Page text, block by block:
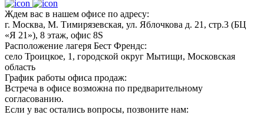
Ждем вас в нашем офисе по адресу:
г. Москва, М. Тимирязевская, ул. Яблочкова д. 21, стр.3 (БЦ
«Я 21»), 8 этаж, офис 8S
Расположение лагеря Бест Френдс:
село Троицкое, 1, городской округ Мытищи, Московская
область
График работы офиса продаж:
Встреча в офисе возможна по предварительному
согласованию.
Если у вас остались вопросы, позвоните нам: